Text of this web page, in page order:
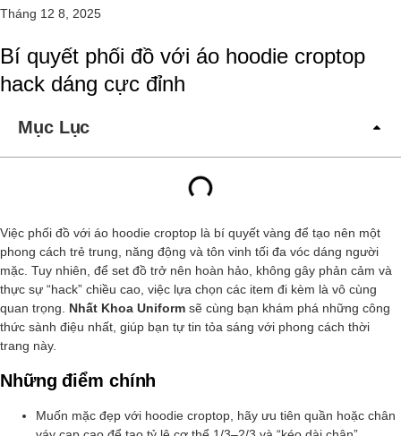
Tháng 12 8, 2025
Bí quyết phối đồ với áo hoodie croptop
hack dáng cực đỉnh
Mục Lục
Việc phối đồ với áo hoodie croptop là bí quyết vàng để tạo nên một
phong cách trẻ trung, năng động và tôn vinh tối đa vóc dáng người
mặc. Tuy nhiên, để set đồ trở nên hoàn hảo, không gây phản cảm và
thực sự “hack” chiều cao, việc lựa chọn các item đi kèm là vô cùng
quan trọng. Nhất Khoa Uniform sẽ cùng bạn khám phá những công
thức sành điệu nhất, giúp bạn tự tin tỏa sáng với phong cách thời
trang này.
Những điểm chính
Muốn mặc đẹp với hoodie croptop, hãy ưu tiên quần hoặc chân